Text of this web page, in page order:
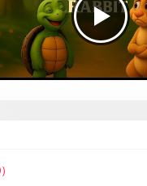
(19)